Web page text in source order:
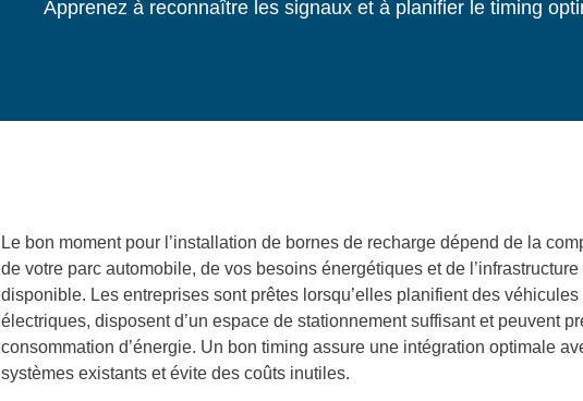
Apprenez à reconnaître les signaux et à planifier le timing
Le bon moment pour l’installation de bornes de recharge dépend de la
de votre parc automobile, de vos besoins énergétiques et de l’infrastructure
disponible. Les entreprises sont prêtes lorsqu’elles planifient des véhicules
électriques, disposent d’un espace de stationnement suffisant et peuvent
consommation d’énergie. Un bon timing assure une intégration optimale
systèmes existants et évite des coûts inutiles.